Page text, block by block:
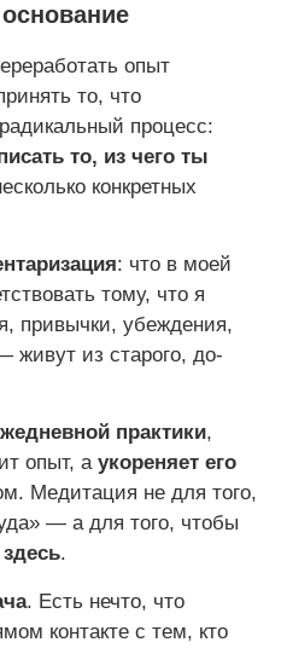
опыт
то, что
процесс:
то, из чего ты
конкретных
: что в моей
тому, что я
привычки, убеждения,
живут из старого, до-
практики,
опыт, а укореняет его
Медитация не для того,
— а для того, чтобы
здесь.
. Есть нечто, что
контакте с тем, кто